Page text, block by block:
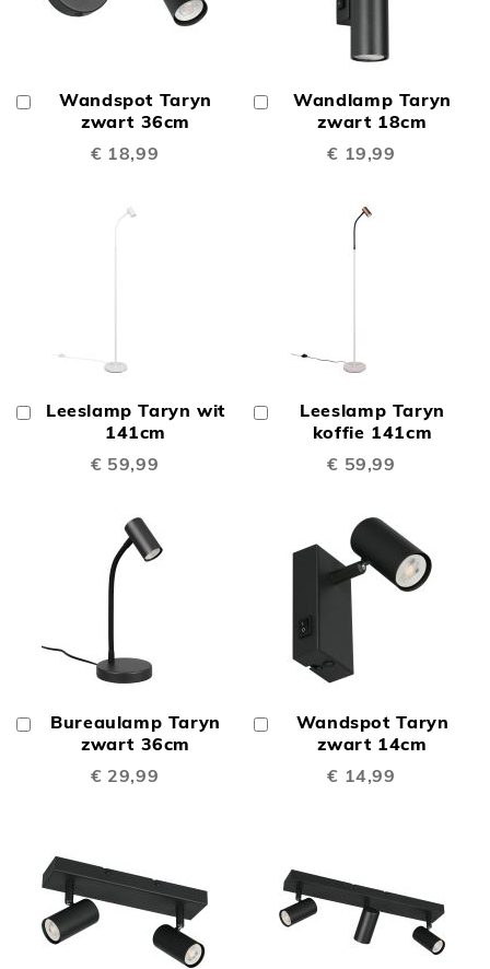
Wandspot Taryn
zwart 36cm
€ 18,99
Winkelwagen
Wandlamp Taryn
zwart 18cm
€ 19,99
Winkelwagen
Leeslamp Taryn wit
141cm
€ 59,99
In
Winkelwagen
Leeslamp Taryn
koffie 141cm
€ 59,99
Winkelwagen
Bureaulamp Taryn
zwart 36cm
€ 29,99
Winkelwagen
Wandspot Taryn
zwart 14cm
€ 14,99
Winkelwagen